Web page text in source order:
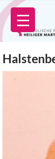
Zum
Inhalt
springen